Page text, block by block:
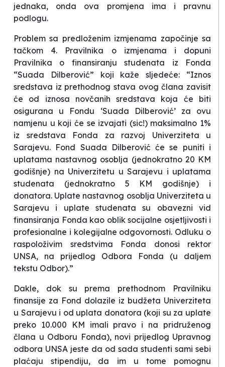
jednaka, onda ova promjena ima i pravnu
podlogu.
Problem sa predloženim izmjenama započinje sa
tačkom 4. Pravilnika o izmjenama i dopuni
Pravilnika o finansiranju studenata iz Fonda
“Suada Dilberović” koji kaže sljedeće: “Iznos
sredstava iz prethodnog stava ovog člana zavisit
će od iznosa novčanih sredstava koja će biti
osigurana u Fondu ‘Suada Dilberović’ za ovu
namjenu u koji će se izvajati (sic!) maksimalno 1%
iz sredstava Fonda za razvoj Univerziteta u
Sarajevu. Fond Suada Dilberović će se puniti i
uplatama nastavnog osoblja (jednokratno 20 KM
godišnje) na Univerzitetu u Sarajevu i uplatama
studenata (jednokratno 5 KM godišnje) i
donatora. Uplate nastavnog osoblja Univerziteta u
Sarajevu i uplate studenata su obavezni vid
finansiranja Fonda kao oblik socijalne osjetljivosti i
profesionalne i kolegijalne odgovornosti. Odluku o
raspoloživim sredstvima Fonda donosi rektor
UNSA, na prijedlog Odbora Fonda (u daljem
tekstu Odbor).”
Dakle, dok su prema prethodnom Pravilniku
finansije za Fond dolazile iz budžeta Univerziteta
u Sarajevu i od uplata donatora (koji su za uplate
preko 10.000 KM imali pravo i na pridruženog
člana u Odboru Fonda), novi prijedlog Upravnog
odbora UNSA jeste da od sada studenti sami sebi
plaćaju stipendiju, da im u tome pomognu